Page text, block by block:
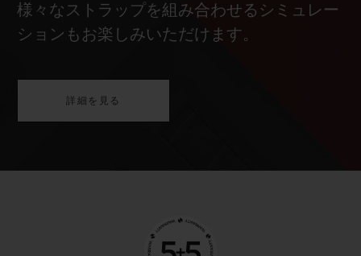
様々なストラップを組み合わせるシミュレー
ションもお楽しみいただけます。
詳細を見る